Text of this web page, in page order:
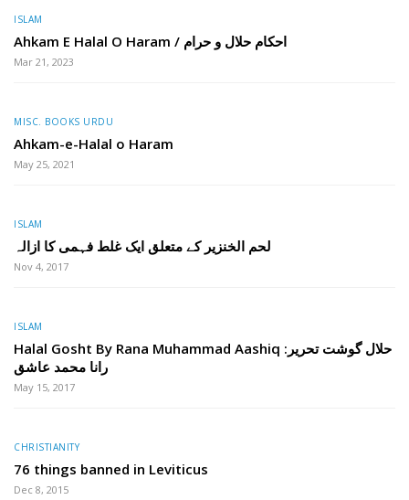
ISLAM
Ahkam E Halal O Haram / احکام حلال و حرام
Mar 21, 2023
MISC. BOOKS URDU
Ahkam-e-Halal o Haram
May 25, 2021
ISLAM
لحم الخنزیر کے متعلق ایک غلط فہمی کا ازالہ
Nov 4, 2017
ISLAM
Halal Gosht By Rana Muhammad Aashiq حلال گوشت تحریر:
رانا محمد عاشق
May 15, 2017
CHRISTIANITY
76 things banned in Leviticus
Dec 8, 2015